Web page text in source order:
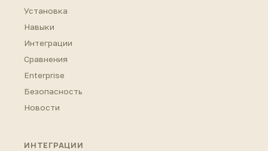
Установка
Навыки
Интеграции
Сравнения
Enterprise
Безопасность
Новости
ИНТЕГРАЦИИ